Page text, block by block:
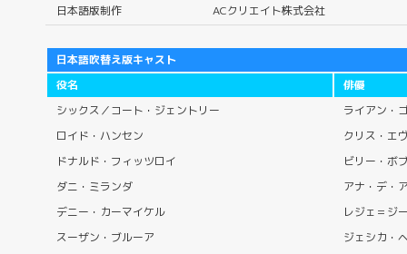
日本語版制作
ACクリエイト株式会社
日本語吹替え版キャスト
役名
俳優
シックス／コート・ジェントリー
ライアン・
ロイド・ハンセン
クリス・エ
ドナルド・フィッツロイ
ビリー・ボ
ダニ・ミランダ
アナ・デ・
デニー・カーマイケル
レジェ＝ジ
スーザン・ブルーア
ジェシカ・